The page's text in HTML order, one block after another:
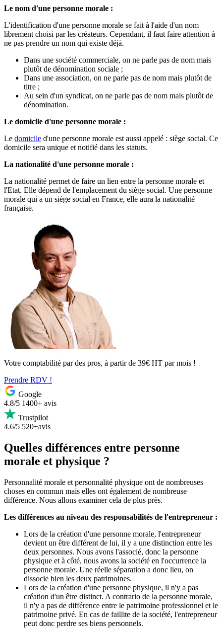
Le nom d'une personne morale :
L'identification d'une personne morale se fait à l'aide d'un nom
librement choisi par les créateurs. Cependant, il faut faire attention à
ne pas prendre un nom qui existe déjà.
Dans une société commerciale, on ne parle pas de nom mais
plutôt de dénomination sociale ;
Dans une association, on ne parle pas de nom mais plutôt de
titre ;
Au sein d'un syndicat, on ne parle pas de nom mais plutôt de
dénomination.
Le domicile d'une personne morale :
Le domicile d'une personne morale est aussi appelé : siège social. Ce
domicile sera unique et notifié dans les statuts.
La nationalité d'une personne morale :
La nationalité permet de faire un lien entre la personne morale et
l'Etat. Elle dépend de l'emplacement du siège social. Une personne
morale qui a un siège social en France, elle aura la nationalité
française.
Votre comptabilité par des pros, à partir de 39€ HT par mois !
Prendre RDV !
Google
4.8/5 1400+ avis
Trustpilot
4.6/5 520+avis
Quelles différences entre personne
morale et physique ?
Personnalité morale et personnalité physique ont de nombreuses
choses en commun mais elles ont également de nombreuse
différence. Nous allons examiner cela de plus près.
Les différences au niveau des responsabilités de l'entrepreneur :
Lors de la création d'une personne morale, l'entrepreneur
devient un être différent de lui, il y a une distinction entre les
deux personnes. Nous avons l'associé, donc la personne
physique et à côté, nous avons la société en l'occurrence la
personne morale. Une réelle séparation a donc lieu, on
dissocie bien les deux patrimoines.
Lors de la création d'une personne physique, il n'y a pas
création d'un être distinct. A contrario de la personne morale,
il n'y a pas de différence entre le patrimoine professionnel et le
patrimoine privé. En cas de faillite de la société, l'entrepreneur
peut donc perdre ses biens personnels.